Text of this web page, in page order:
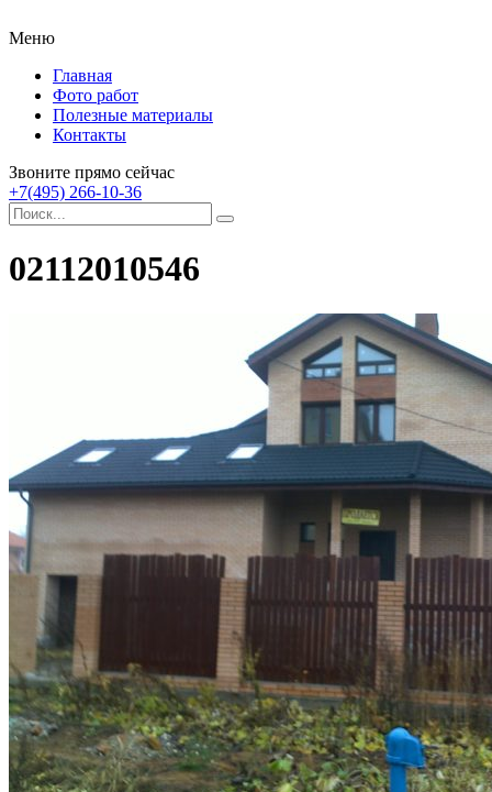
Меню
Главная
Фото работ
Полезные материалы
Контакты
Звоните прямо сейчас
+7(495) 266-10-36
02112010546